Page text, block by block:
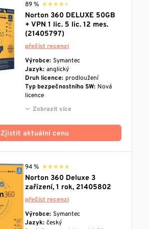
89 % ★★★★★
★★★★★
Norton 360 DELUXE 50GB
+ VPN 1 lic. 5 lic. 12 mes.
(21405797)
přečíst recenzi
Výrobce: Symantec
Jazyk: anglický
Druh licence: prodloužení
Typ bezpečnostního SW: Nová
licence
Zobrazit více
Zjistit aktuální cenu
94 % ★★★★★
★★★★★
Norton 360 Deluxe 3
zařízení, 1 rok, 21405802
přečíst recenzi
Výrobce: Symantec
Jazyk: český